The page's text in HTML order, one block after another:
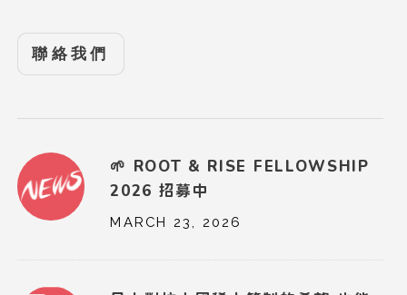
聯絡我們
🌱 ROOT & RISE FELLOWSHIP
2026 招募中
MARCH 23, 2026